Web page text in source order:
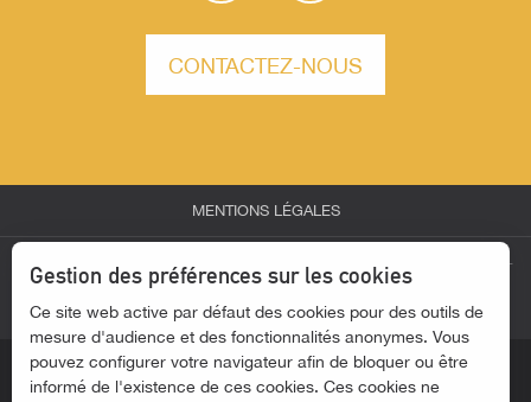
CONTACTEZ-NOUS
MENTIONS LÉGALES
ESPACE PARTENAIRES ESPACE GROUPES ESPACE PRESSE -
ACTUALITÉS - ACCESSIBILITÉ - SITE NON CONFORME
Gestion des préférences sur les cookies
Ce site web active par défaut des cookies pour des outils de
mesure d'audience et des fonctionnalités anonymes. Vous
pouvez configurer votre navigateur afin de bloquer ou être
informé de l'existence de ces cookies. Ces cookies ne